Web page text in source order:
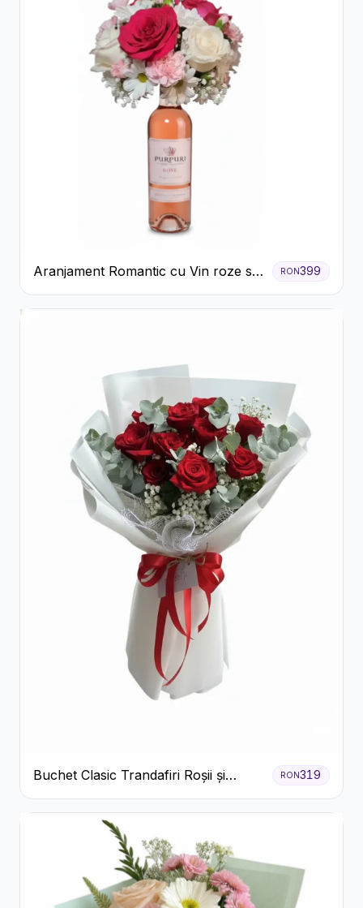
Aranjament Romantic cu Vin roze si
Flori pastel
RON399
Buchet Clasic Trandafiri Roșii și
Eucalipt
RON319